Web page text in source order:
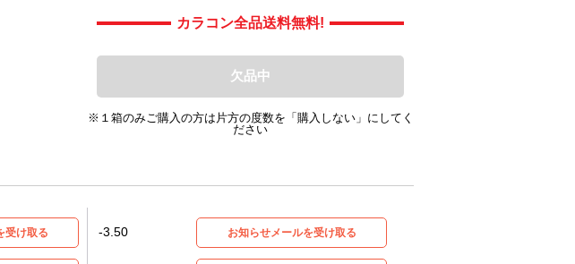
カラコン全品送料無料!
欠品中
※１箱のみご購入の方は片方の度数を「購入しない」にしてく
ださい
受け取る -3.50 お知らせメールを受け取る